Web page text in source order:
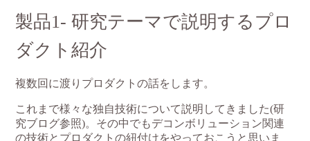
製品1- 研究テーマで説明するプロ
ダクト紹介